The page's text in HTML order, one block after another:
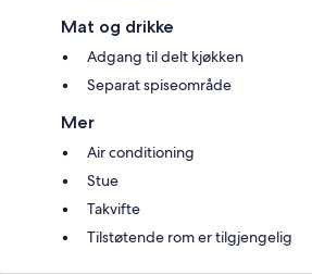
Mat og drikke
Adgang til delt kjøkken
Separat spiseområde
Mer
Air conditioning
Stue
Takvifte
Tilstøtende rom er tilgjengelig